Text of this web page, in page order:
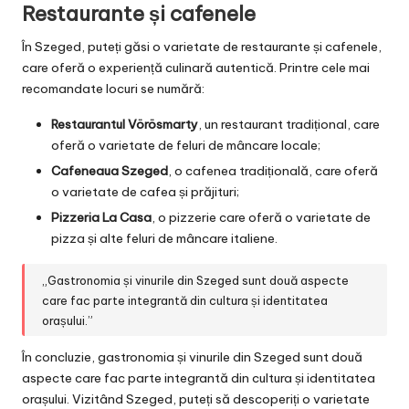
Restaurante și cafenele
În Szeged, puteți găsi o varietate de restaurante și cafenele,
care oferă o experiență culinară autentică. Printre cele mai
recomandate locuri se numără:
Restaurantul Vörösmarty, un restaurant tradițional, care
oferă o varietate de feluri de mâncare locale;
Cafeneaua Szeged, o cafenea tradițională, care oferă
o varietate de cafea și prăjituri;
Pizzeria La Casa, o pizzerie care oferă o varietate de
pizza și alte feluri de mâncare italiene.
„Gastronomia și vinurile din Szeged sunt două aspecte
care fac parte integrantă din cultura și identitatea
orașului.”
În concluzie, gastronomia și vinurile din Szeged sunt două
aspecte care fac parte integrantă din cultura și identitatea
orașului. Vizitând Szeged, puteți să descoperiți o varietate